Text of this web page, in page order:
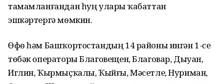
тамамланғандан һуң уларҙы ҡабаттан
эшкәртергә мөмкин.
Өфө һәм Башҡортостандың 14 районы ингән 1-се
төбәк операторы Благовещен, Благовар, Дыуан,
Иглин, Ҡырмыҫҡалы, Ҡыйғы, Мәсетле, Нуриман,